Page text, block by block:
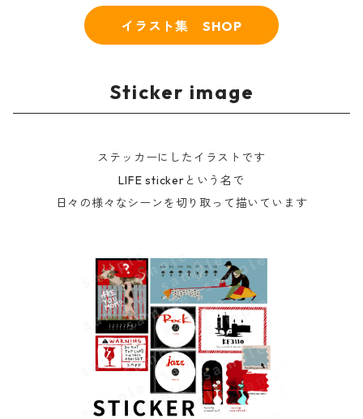
イラスト集 SHOP
Sticker image
ステッカーにしたイラストです
LIFE stickerという名で
日々の様々なシーンを切り取って描いています